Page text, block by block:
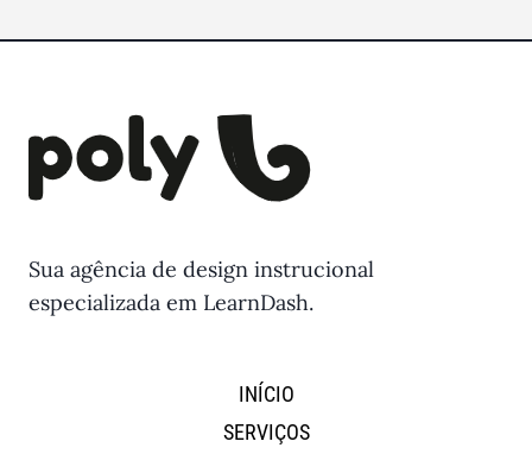
Sua agência de design instrucional
especializada em LearnDash.
INÍCIO
SERVIÇOS